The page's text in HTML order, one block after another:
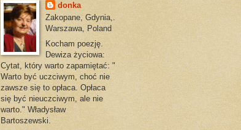
donka
Zakopane, Gdynia,.
Warszawa, Poland
Kocham poezję.
Dewiza życiowa:
Cytat, który warto zapamiętać: "
Warto być uczciwym, choć nie
zawsze się to opłaca. Opłaca
się być nieuczciwym, ale nie
warto." Władysław
Bartoszewski.